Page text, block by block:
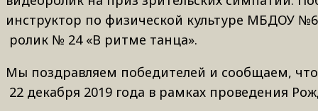
инструктор по физической культуре МБДОУ
ролик № 24 «В ритме танца».
Мы поздравляем победителей и сообщаем,
22 декабря 2019 года в рамках проведения